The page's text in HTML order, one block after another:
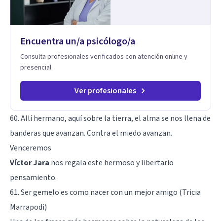
Encuentra un/a psicólogo/a
Consulta profesionales verificados con atención online y
presencial.
Ver profesionales
60. Allí hermano, aquí sobre la tierra, el alma se nos llena de
banderas que avanzan. Contra el miedo avanzan.
Venceremos
Víctor Jara nos regala este hermoso y libertario
pensamiento.
61. Ser gemelo es como nacer con un mejor amigo (Tricia
Marrapodi)